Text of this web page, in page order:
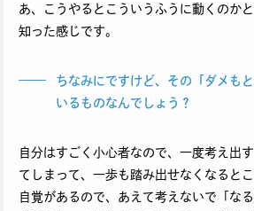
あ、こうやるとこういうふうに動くのか
知った感じです。
ちなみにですけど、その「ダメも
いるものなんでしょう？
自分はすごく小心者なので、一度考え出
てしまって、一歩も踏み出せなくなると
自覚があるので、あえて考えないで「な